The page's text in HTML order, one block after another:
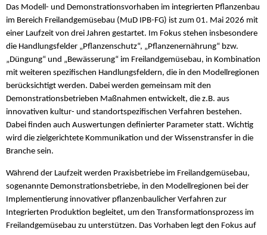
Das Modell- und Demonstrationsvorhaben im integrierten Pflanzenbau
im Bereich Freilandgemüsebau (MuD IPB-FG) ist zum 01. Mai 2026 mit
einer Laufzeit von drei Jahren gestartet. Im Fokus stehen insbesondere
die Handlungsfelder „Pflanzenschutz“, „Pflanzenernährung“ bzw.
„Düngung“ und „Bewässerung“ im Freilandgemüsebau, in Kombination
mit weiteren spezifischen Handlungsfeldern, die in den Modellregionen
berücksichtigt werden. Dabei werden gemeinsam mit den
Demonstrationsbetrieben Maßnahmen entwickelt, die z.B. aus
innovativen kultur- und standortspezifischen Verfahren bestehen.
Dabei finden auch Auswertungen definierter Parameter statt. Wichtig
wird die zielgerichtete Kommunikation und der Wissenstransfer in die
Branche sein.
Während der Laufzeit werden Praxisbetriebe im Freilandgemüsebau,
sogenannte Demonstrationsbetriebe, in den Modellregionen bei der
Implementierung innovativer pflanzenbaulicher Verfahren zur
Integrierten Produktion begleitet, um den Transformationsprozess im
Freilandgemüsebau zu unterstützen. Das Vorhaben legt den Fokus auf